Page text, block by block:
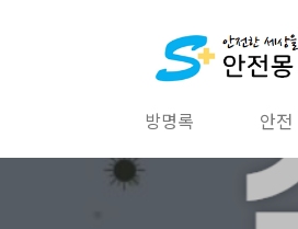
방명록 안전